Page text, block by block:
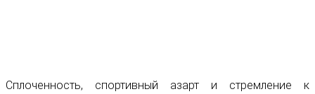
Сплоченность, спортивный азарт и стремление к